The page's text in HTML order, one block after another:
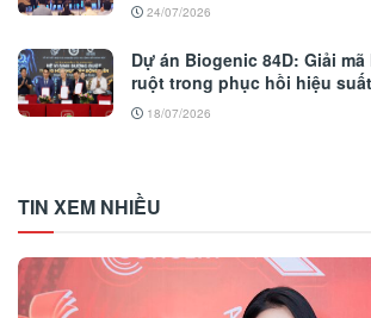
24/07/2026
Dự án Biogenic 84D: Giải
ruột trong phục hồi hiệu
18/07/2026
TIN XEM NHIỀU